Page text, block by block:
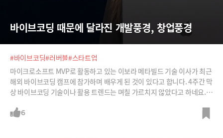
바이브코딩 때문에 달라진 개발풍경, 창업풍경
#바이브코딩#러버블#스타트업
마이크로소프트 MVP로 활동하고 있는 이보라 메타빌드 기술 이사가 최근
해외 바이브코딩 캠프에 참가하며 배우게 된 것이 있다고 합니다. 4주간 막
상 바이브코딩 기술이나 활용 트렌드는 며칠 가르치지 않았다고 하네요.
브코딩 때문에 서비스가 쏟아져 나올 것이고 애플리케이션 홍수 속에서 살
6